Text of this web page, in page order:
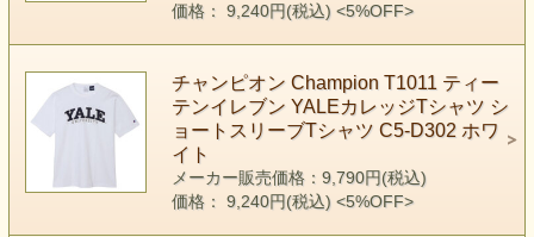
価格： 9,240円(税込) <5%OFF>
チャンピオン Champion T1011 ティー
テンイレブン YALEカレッジTシャツ シ
ョートスリーブTシャツ C5-D302 ホワ
イト
メーカー販売価格：9,790円(税込)
価格： 9,240円(税込) <5%OFF>